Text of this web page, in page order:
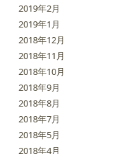
2019年2月
2019年1月
2018年12月
2018年11月
2018年10月
2018年9月
2018年8月
2018年7月
2018年5月
2018年4月